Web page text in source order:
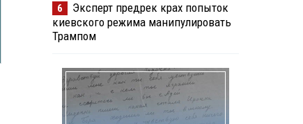
6
Эксперт предрек крах попыток
киевского режима манипулировать
Трампом